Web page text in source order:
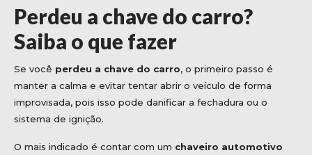
Perdeu a chave do carro?
Saiba o que fazer
Se você perdeu a chave do carro, o primeiro passo é
manter a calma e evitar tentar abrir o veículo de forma
improvisada, pois isso pode danificar a fechadura ou o
sistema de ignição.
O mais indicado é contar com um chaveiro automotivo